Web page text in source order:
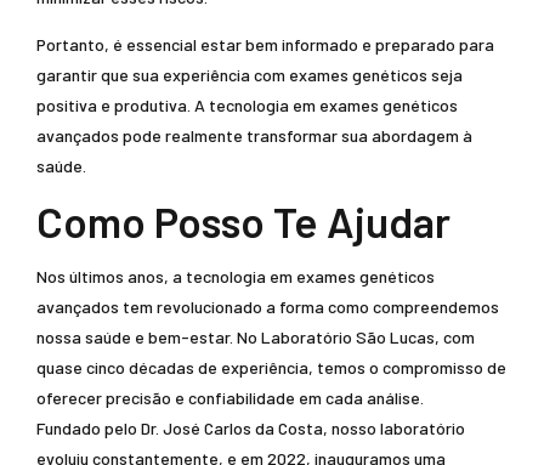
Portanto, é essencial estar bem informado e preparado para
garantir que sua experiência com exames genéticos seja
positiva e produtiva. A tecnologia em exames genéticos
avançados pode realmente transformar sua abordagem à
saúde.
Como Posso Te Ajudar
Nos últimos anos, a tecnologia em exames genéticos
avançados tem revolucionado a forma como compreendemos
nossa saúde e bem-estar. No Laboratório São Lucas, com
quase cinco décadas de experiência, temos o compromisso de
oferecer precisão e confiabilidade em cada análise.
Fundado pelo Dr. José Carlos da Costa, nosso laboratório
evoluiu constantemente, e em 2022, inauguramos uma